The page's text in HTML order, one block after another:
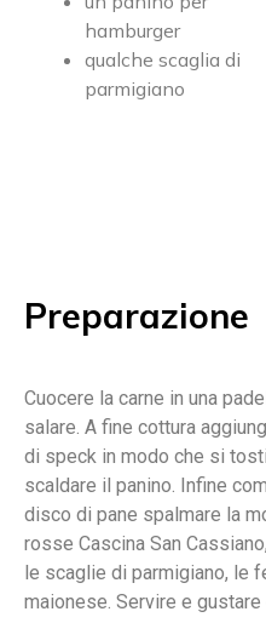
hamburger
qualche scaglia di
parmigiano
Preparazione
Cuocere la carne in una
salare. A fine cottura
di speck in modo che si
scaldare il panino. Infine
disco di pane spalmare la
rosse Cascina San
le scaglie di parmigiano, le
maionese. Servire e gustare